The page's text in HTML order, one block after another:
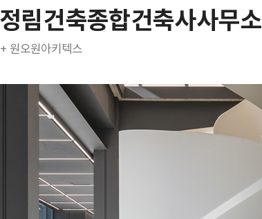
림건축종합건축사사무소
원오원아키텍스